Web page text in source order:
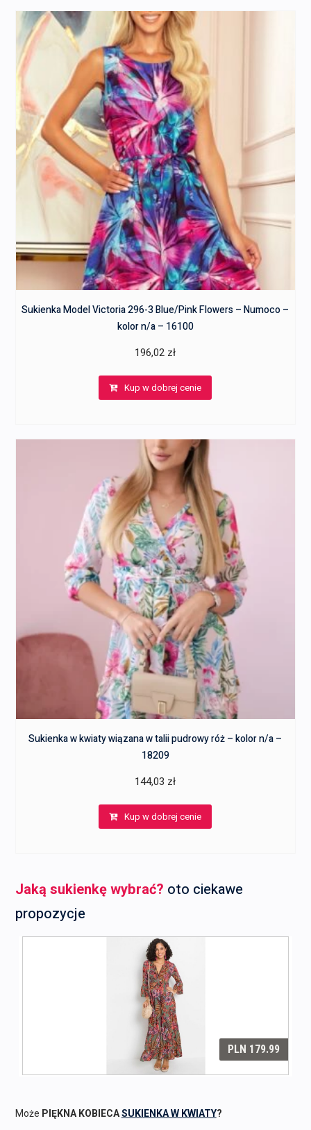
Sukienka Model Victoria 296-3 Blue/Pink Flowers – Numoco –
kolor n/a – 16100
196,02 zł
Kup w dobrej cenie
Sukienka w kwiaty wiązana w talii pudrowy róż – kolor n/a –
18209
144,03 zł
Kup w dobrej cenie
Jaką sukienkę wybrać? oto ciekawe
propozycje
Może PIĘKNA KOBIECASUKIENKA W KWIATY?